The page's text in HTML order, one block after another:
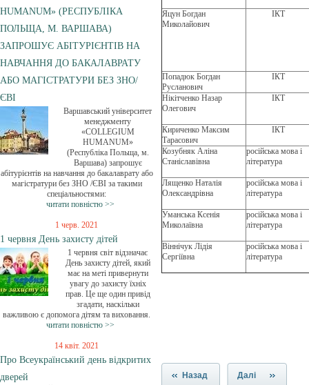
HUMANUM» (РЕСПУБЛІКА
ПОЛЬЩА, М. ВАРШАВА)
ЗАПРОШУЄ АБІТУРІЄНТІВ НА
НАВЧАННЯ ДО БАКАЛАВРАТУ
АБО МАГІСТРАТУРИ БЕЗ ЗНО/
ЄВІ
Варшавський університет
менеджменту
«COLLEGIUM
HUMANUM»
(Республіка Польща, м.
Варшава) запрошує
абітурієнтів на навчання до бакалаврату або
магістратури без ЗНО /ЄВІ за такими
спеціальностями:
читати повністю >>
1 черв. 2021
1 червня День захисту дітей
1 червня світ відзначає
День захисту дітей, який
має на меті привернути
увагу до захисту їхніх
прав. Це ще один привід
згадати, наскільки
важливою є допомога дітям та виховання.
читати повністю >>
14 квіт. 2021
Про Всеукраїнський день відкритих
дверей
Яцун Богдан
Миколайович
ІКТ
Попадюк Богдан
Русланович
ІКТ
Нікітченко Назар
Олегович
ІКТ
Кириченко Максим
Тарасович
ІКТ
Козубняк Аліна
Станіславівна
російська мова і
література
Лященко Наталія
Олександрівна
російська мова і
література
Уманська Ксенія
Миколаївна
російська мова і
література
Віннічук Лідія
Сергіївна
російська мова і
література
Назад Далі